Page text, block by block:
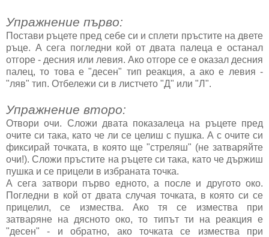
Упражнение първо:
Постави ръцете пред себе си и сплети пръстите на двете
ръце. А сега погледни кой от двата палеца е останал
отгоре - десния или левия. Ако отгоре се е оказал десния
палец, то това е "десен" тип реакция, а ако е левия -
"ляв" тип. Отбележи си в листчето "Д" или "Л".
Упражнение второ:
Отвори очи. Сложи двата показалеца на ръцете пред
очите си така, като че ли се целиш с пушка. А с очите си
фиксирай точката, в която ще "стреляш" (не затваряйте
очи!). Сложи пръстите на ръцете си така, като че държиш
пушка и се прицели в избраната точка.
А сега затвори първо едното, а после и другото око.
Погледни в кой от двата случая точката, в която си се
прицелил, се измества. Ако тя се измества при
затваряне на дясното око, то типът ти на реакция е
"десен" - и обратно, ако точката се измества при